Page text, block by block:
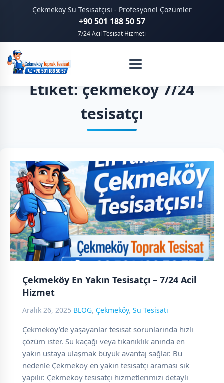
Çekmeköy Su Tesisatçısı - Profesyonel Çözümler
+90 501 188 50 57
7/24 Acil Tesisat Hizmeti
Etiket: çekmeköy 7/24
tesisatçı
Çekmeköy En Yakın Tesisatçı – 7/24 Acil
Hizmet
Aralık 26, 2025 BLOG, Çekmeköy, Su Tesisatı
Çekmeköy’de yaşayanlar tesisat sorunlarında hızlı
çözüm ister. Su kaçağı veya tıkanıklık anında en
yakın ustaya ulaşmak büyük avantaj sağlar. Bu
nedenle Çekmeköy en yakın tesisatçı araması sık
yapılır. Çekmeköy tesisatçı hizmetlerimizi detaylı